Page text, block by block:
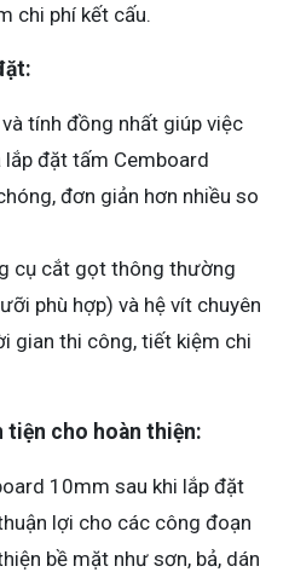
chi phí kết cấu.
tính đồng nhất giúp việc
lắp đặt tấm Cemboard
đơn giản hơn nhiều so
cụ cắt gọt thông thường
phù hợp) và hệ vít chuyên
gian thi công, tiết kiệm chi
tiện cho hoàn thiện:
10mm sau khi lắp đặt
lợi cho các công đoạn
bề mặt như sơn, bả, dán